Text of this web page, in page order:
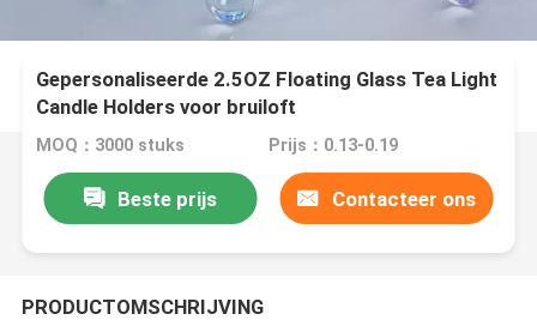
Gepersonaliseerde 2.5OZ Floating Glass Tea Light
Candle Holders voor bruiloft
MOQ：3000 stuks Prijs：0.13-0.19
Beste prijs Contacteer ons
PRODUCTOMSCHRIJVING